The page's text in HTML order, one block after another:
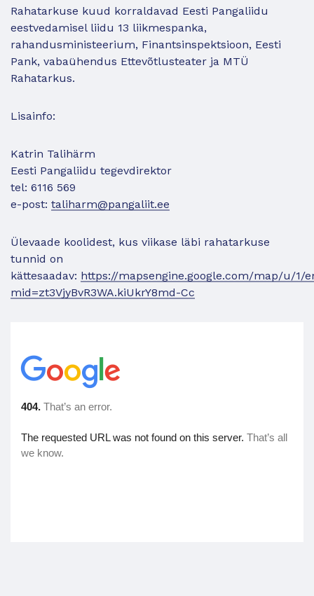
Rahatarkuse kuud korraldavad Eesti Pangaliidu
eestvedamisel liidu 13 liikmespanka,
rahandusministeerium, Finantsinspektsioon, Eesti
Pank, vabaühendus Ettevõtlusteater ja MTÜ
Rahatarkus.
Lisainfo:
Katrin Talihärm
Eesti Pangaliidu tegevdirektor
tel: 6116 569
e-post: taliharm@pangaliit.ee
Ülevaade koolidest, kus viikase läbi rahatarkuse
tunnid on
kättesaadav: https://mapsengine.google.com/map/u/1/
mid=zt3VjyBvR3WA.kiUkrY8md-Cc